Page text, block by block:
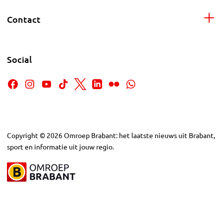
Contact
Social
Copyright © 2026Omroep Brabant: het laatste nieuws uit Brabant,
sport en informatie uit jouw regio.